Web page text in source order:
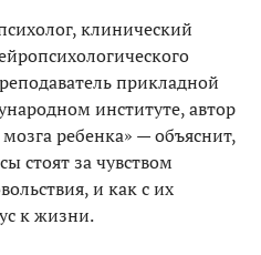
клинический
прикладной
институте, автор
ребенка» — объяснит,
стоят за чувством
и как с их
к жизни.